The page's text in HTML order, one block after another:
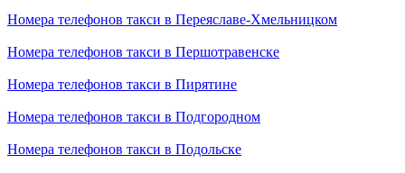
Номера телефонов такси в Переяславе-Хмельницком
Номера телефонов такси в Першотравенске
Номера телефонов такси в Пирятине
Номера телефонов такси в Подгородном
Номера телефонов такси в Подольске